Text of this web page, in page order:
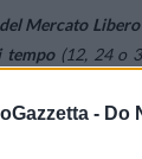
- Do
Mercato Libero
tempo(12, 24 o
a prezzo